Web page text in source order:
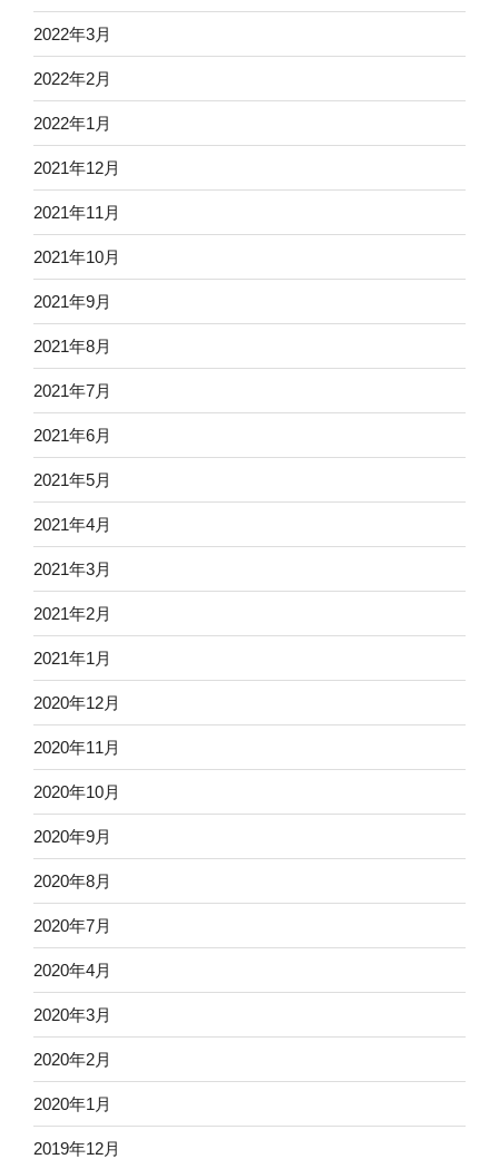
2022年3月
2022年2月
2022年1月
2021年12月
2021年11月
2021年10月
2021年9月
2021年8月
2021年7月
2021年6月
2021年5月
2021年4月
2021年3月
2021年2月
2021年1月
2020年12月
2020年11月
2020年10月
2020年9月
2020年8月
2020年7月
2020年4月
2020年3月
2020年2月
2020年1月
2019年12月